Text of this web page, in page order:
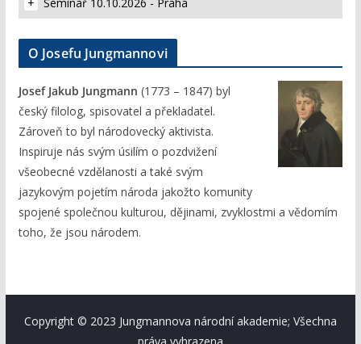
Seminář 10.10.2026 - Praha
O Josefu Jungmannovi
Josef Jakub Jungmann (1773 – 1847) byl
český filolog, spisovatel a překladatel.
Zároveň to byl národovecký aktivista.
Inspiruje nás svým úsilím o pozdvižení
všeobecné vzdělanosti a také svým
jazykovým pojetím národa jakožto komunity
spojené společnou kulturou, dějinami, zvyklostmi a vědomím
toho, že jsou národem.
Copyright © 2023 Jungmannova národní akademie; Všechna